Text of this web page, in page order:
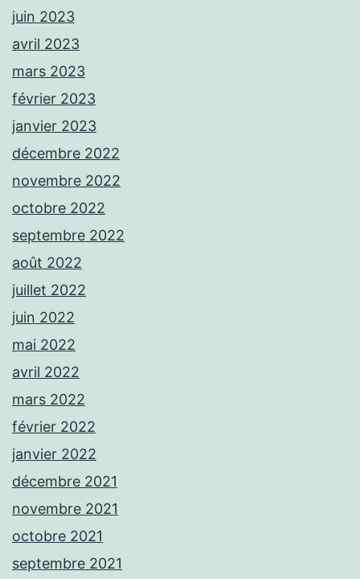
juin 2023
avril 2023
mars 2023
février 2023
janvier 2023
décembre 2022
novembre 2022
octobre 2022
septembre 2022
août 2022
juillet 2022
juin 2022
mai 2022
avril 2022
mars 2022
février 2022
janvier 2022
décembre 2021
novembre 2021
octobre 2021
septembre 2021